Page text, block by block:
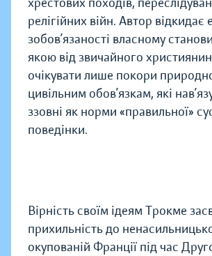
релігійних війн. Автор відкидає
зобов’язаності власному
якою від звичайного
очікувати лише покори
цивільним обов’язкам, які
ззовні як норми «правильної»
поведінки.
Вірність своїм ідеям Трокме
прихильність до
окупованій Франції під час